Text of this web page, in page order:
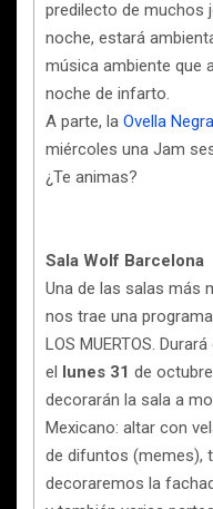
predilecto de muchos
noche, estará
música ambiente que
noche de infarto.
A parte, la Ovella Negra
miércoles una Jam
¿Te animas?
Sala Wolf Barcelona
Una de las salas más
nos trae una
LOS MUERTOS. Durará
el
lunes 31 de
decorarán la sala a
Mexicano: altar con
de difuntos (memes),
decoraremos la